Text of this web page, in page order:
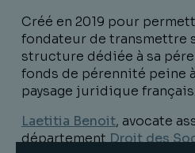
Créé en 2019 pour
fondateur de transmettre
structure dédiée à sa
fonds de pérennité peine
paysage juridique français.
Laetitia Benoit, avocate
départementDroit des